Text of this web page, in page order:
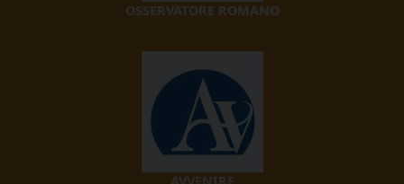
OSSERVATORE ROMANO